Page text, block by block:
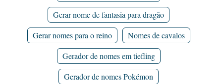
Gerar nome de fantasia para dragão
Gerar nomes para o reino
Nomes de cavalos
Gerador de nomes em tiefling
Gerador de nomes Pokémon